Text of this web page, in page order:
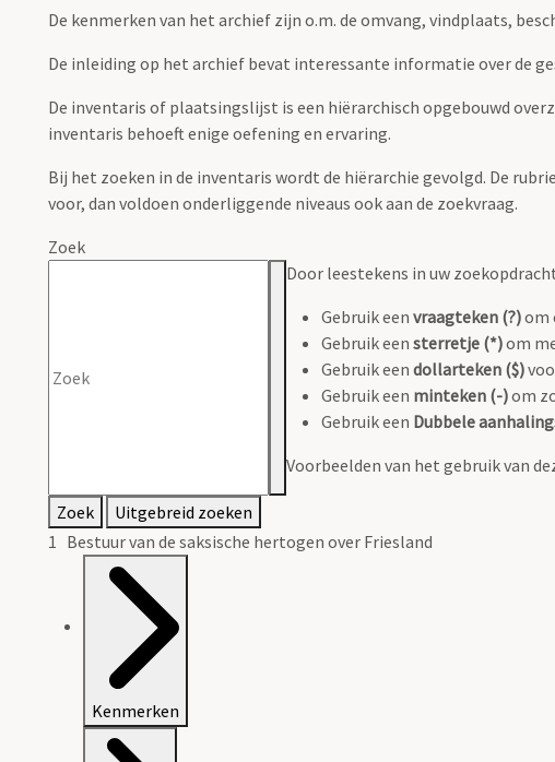
De kenmerken van het archief zijn o.m. de omvang, vindplaats,
De inleiding op het archief bevat interessante informatie over de
De inventaris of plaatsingslijst is een hiërarchisch opgebouwd
inventaris behoeft enige oefening en ervaring.
Bij het zoeken in de inventaris wordt de hiërarchie gevolgd. De
voor, dan voldoen onderliggende niveaus ook aan de zoekvraag.
Zoek
Door leestekens in uw
Gebruik een vraagteken (?)om
Gebruik een sterretje (*)om
Gebruik een dollarteken ($)
Gebruik een minteken (-)om
Gebruik een Dubbele
Voorbeelden van het gebruik van
Zoek
Uitgebreid zoeken
1 Bestuur van de saksische hertogen over Friesland
Kenmerken